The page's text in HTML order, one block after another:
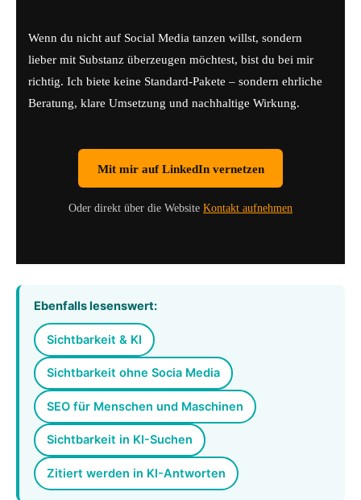
Wenn du nicht auf Social Media tanzen willst, sondern
lieber mit Substanz überzeugen möchtest, bist du bei mir
richtig. Ich biete keine Standard-Pakete – sondern ehrliche
Beratung, klare Umsetzung und nachhaltige Wirkung.
Mit mir auf LinkedIn vernetzen
Oder direkt über die Website Kontakt aufnehmen
Ebenfalls lesenswert:
Sichtbarkeit & KI
Sichtbarkeit ohne Socia Media
SEO für Menschen und Maschinen
Sichtbarkeit in KI-Suchen
Zitiert werden in KI-Antworten